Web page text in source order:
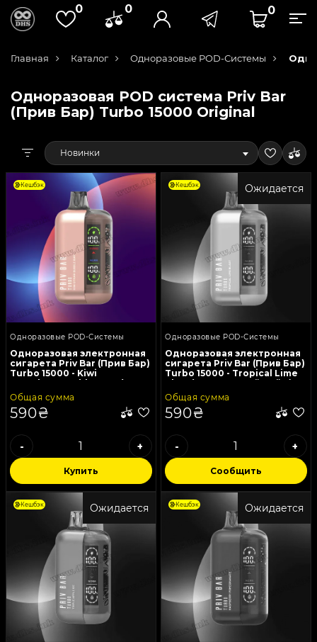
0 0 0
Главная Каталог Одноразовые POD-Системы
Одноразовая POD система Priv Bar
(Прив Бар) Turbo 15000 Original
Новинки
Кешбэк
Одноразовые POD-Системы
Одноразовая электронная
сигарета Priv Bar (Прив Бар)
Turbo 15000 - Kiwi
Strawberry Buble Gum (Киви,
Клубника, Жвачка)
Общая сумма
590₴
- +
Купить
Ожидается
Кешбэк
Одноразовые POD-Системы
Одноразовая электронная
сигарета Priv Bar (Прив Бар)
Turbo 15000 - Tropical Lime
Blast (Тропический Лайм)
Общая сумма
590₴
- +
Сообщить
Ожидается
Кешбэк Ожидается
Кешбэк